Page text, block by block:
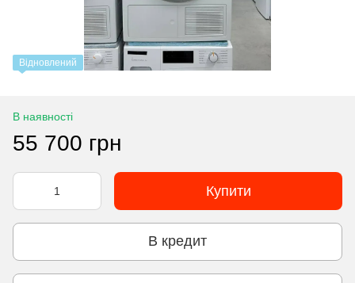
Відновлений
В наявності
55 700 грн
Купити
В кредит